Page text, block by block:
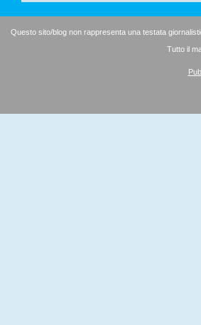
Questo sito/blog non rappresenta una testata
Tutto il